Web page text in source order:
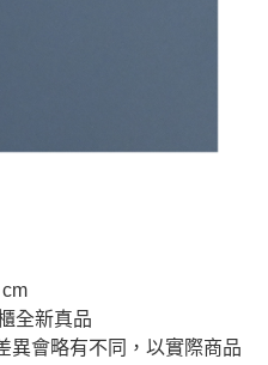
全新真品
異會略有不同，以實際商品